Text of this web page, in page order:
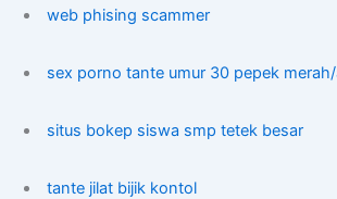
web phising scammer
sex porno tante umur 30 pepek
situs bokep siswa smp tetek besar
tante jilat bijik kontol